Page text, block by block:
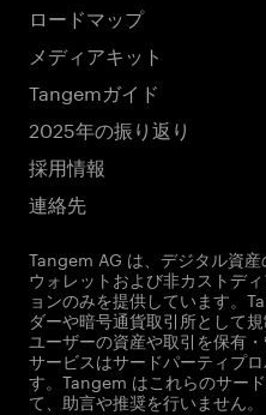
ロードマップ
メディアキット
Tangemガイド
2025年の振り返り
採用情報
連絡先
Tangem AG は、デジタル資
ウォレットおよび非カストデ
ョンのみを提供しています。
ダーや暗号通貨取引所として
ユーザーの資産や取引を保有
サービスはサードパーティプ
す。Tangem はこれらのサー
て、助言や推奨を行いません。